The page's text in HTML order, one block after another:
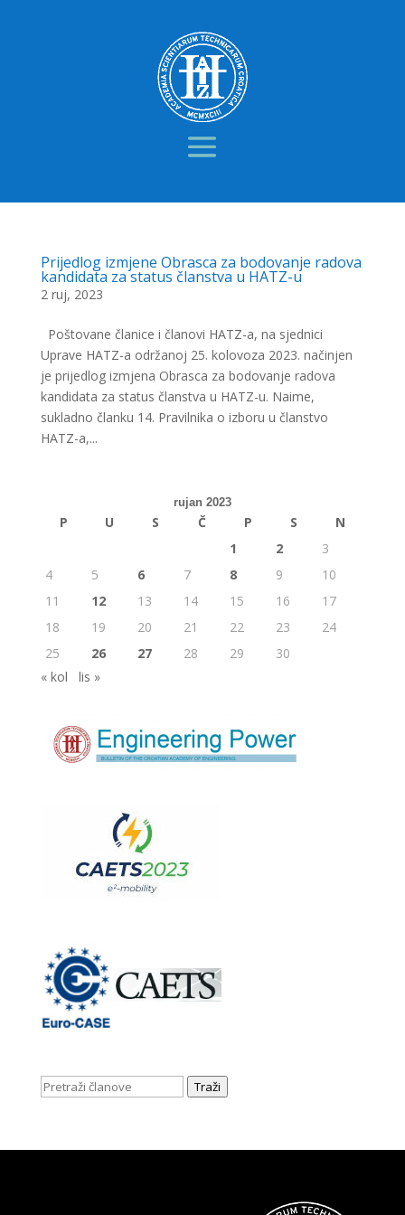
Prijedlog izmjene Obrasca za bodovanje radova
kandidata za status članstva u HATZ-u
2 ruj, 2023
Poštovane članice i članovi HATZ-a, na sjednici
Uprave HATZ-a održanoj 25. kolovoza 2023. načinjen
je prijedlog izmjena Obrasca za bodovanje radova
kandidata za status članstva u HATZ-u. Naime,
sukladno članku 14. Pravilnika o izboru u članstvo
HATZ-a,...
rujan 2023
P U S Č P S
N
1
2
3
4
5 6 7 8 9
10
11
12 13 14 15 16
17
18
19 20 21 22 23
24
25
26 27 28 29
30
« kol
lis »
Traži